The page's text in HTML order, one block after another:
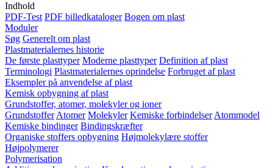
Indhold
PDF-Test PDF billedkataloger Bogen om plast
Moduler
Søg Generelt om plast
Plastmaterialernes historie
De første plasttyper Moderne plasttyper Definition af plast
Terminologi Plastmaterialernes oprindelse Forbruget af plast
Eksempler på anvendelse af plast
Kemisk opbygning af plast
Grundstoffer, atomer, molekyler og ioner
Grundstoffer Atomer Molekyler Kemiske forbindelser Atommodel
Kemiske bindinger Bindingskræfter
Organiske stoffers opbygning Højmolekylære stoffer
Højpolymerer
Polymerisation